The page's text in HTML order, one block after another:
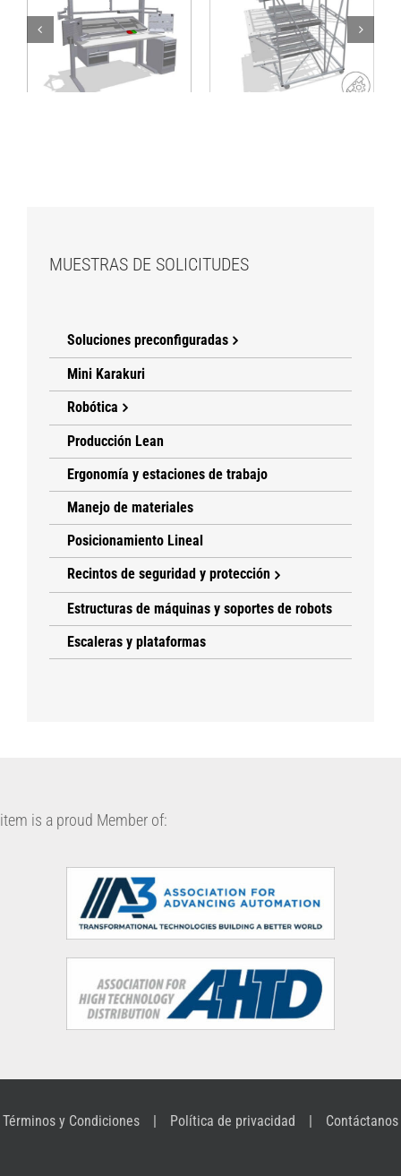
Estación de trabajo
de montaje con
suministro de
materiales desde la
parte posterior
Rack FIFO móvil con
plataformas de
trabajo
MUESTRAS DE SOLICITUDES
Soluciones preconfiguradas
Mini Karakuri
Robótica
Producción Lean
Ergonomía y estaciones de trabajo
Manejo de materiales
Posicionamiento Lineal
Recintos de seguridad y protección
Estructuras de máquinas y soportes de robots
Escaleras y plataformas
item is a proud Member of:
Términos y Condiciones Política de privacidad Contáctanos